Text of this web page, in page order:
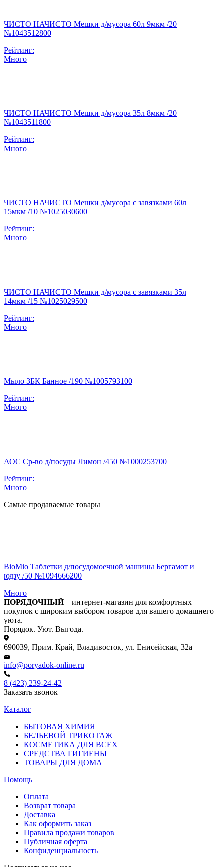
ЧИСТО НАЧИСТО Мешки д/мусора 60л 9мкм /20
№1043512800
Рейтинг:
Много
ЧИСТО НАЧИСТО Мешки д/мусора 35л 8мкм /20
№1043511800
Рейтинг:
Много
ЧИСТО НАЧИСТО Мешки д/мусора с завязками 60л
15мкм /10 №1025030600
Рейтинг:
Много
ЧИСТО НАЧИСТО Мешки д/мусора с завязками 35л
14мкм /15 №1025029500
Рейтинг:
Много
Мыло ЗБК Банное /190 №1005793100
Рейтинг:
Много
АОС Ср-во д/посуды Лимон /450 №1000253700
Рейтинг:
Много
Самые продаваемые товары
BioMio Таблетки д/посудомоечной машины Бергамот и
юдзу /50 №1094666200
Много
ПОРЯДОЧНЫЙ– интернет-магазин для комфортных
покупок с широким выбором товаров для вашего домашнего
уюта.
Порядок. Уют. Выгода.
690039, Прим. Край, Владивосток, ул. Енисейская, 32а
info@poryadok-online.ru
8 (423) 239-24-42
Заказать звонок
Каталог
БЫТОВАЯ ХИМИЯ
БЕЛЬЕВОЙ ТРИКОТАЖ
КОСМЕТИКА ДЛЯ ВСЕХ
СРЕДСТВА ГИГИЕНЫ
ТОВАРЫ ДЛЯ ДОМА
Помощь
Оплата
Возврат товара
Доставка
Как оформить заказ
Правила продажи товаров
Публичная оферта
Конфиденциальность